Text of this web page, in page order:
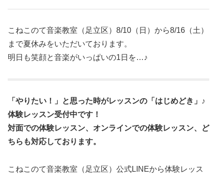
こねこのて音楽教室（足立区）8/10（日）から8/16（土）
まで夏休みをいただいております。
明日も笑顔と音楽がいっぱいの1日を…♪
「やりたい！」と思った時がレッスンの「はじめどき」♪
体験レッスン受付中です！
対面での体験レッスン、オンラインでの体験レッスン、ど
ちらも対応しております。
こねこのて音楽教室（足立区）公式LINEから体験レッス